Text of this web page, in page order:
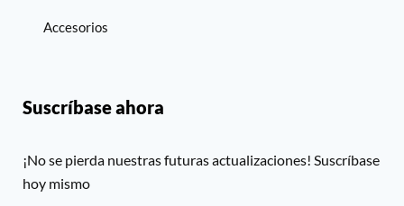
Accesorios
Suscríbase ahora
¡No se pierda nuestras futuras actualizaciones! Suscríbase
hoy mismo